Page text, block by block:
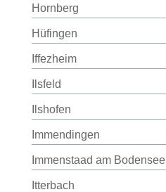
Hornberg
Hüfingen
Iffezheim
Ilsfeld
Ilshofen
Immendingen
Immenstaad am Bodensee
Itterbach